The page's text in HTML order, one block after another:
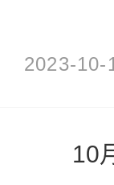
2023-10-
10月